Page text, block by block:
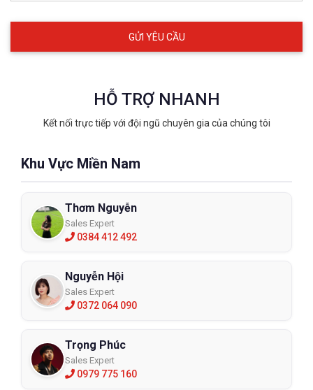
HỖ TRỢ NHANH
Kết nối trực tiếp với đội ngũ chuyên gia của chúng tôi
Khu Vực Miền Nam
Thơm Nguyễn
Sales Expert
0384 412 492
Nguyễn Hội
Sales Expert
0372 064 090
Trọng Phúc
Sales Expert
0979 775 160